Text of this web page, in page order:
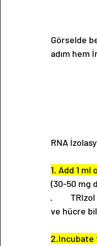
Görselde
adım hem
RNA
1. Add 1
(30-50 mg
·
ve hücre